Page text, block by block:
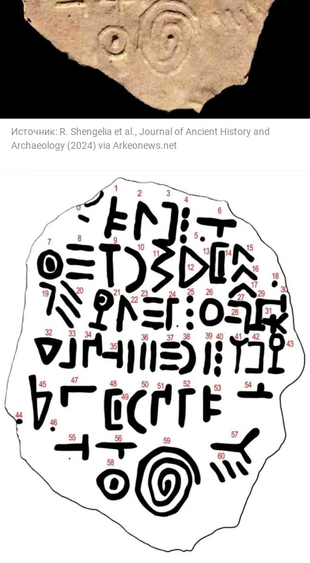
Источник: R. Shengelia et al., Journal of Ancient History and
Archaeology (2024) via Arkeonews.net